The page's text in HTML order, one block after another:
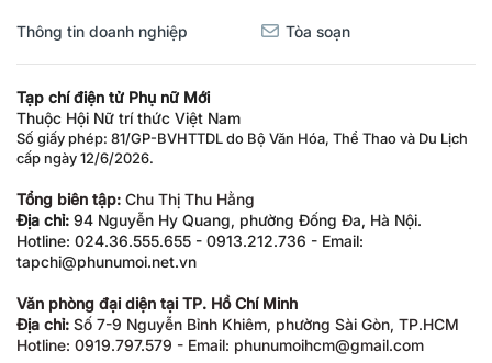
Thông tin doanh nghiệp Tòa soạn
Tạp chí điện tử Phụ nữ Mới
Thuộc Hội Nữ trí thức Việt Nam
Số giấy phép: 81/GP-BVHTTDL do Bộ Văn Hóa, Thể Thao và Du Lịch
cấp ngày 12/6/2026.
Tổng biên tập: Chu Thị Thu Hằng
Địa chỉ: 94 Nguyễn Hy Quang, phường Đống Đa, Hà Nội.
Hotline: 024.36.555.655 - 0913.212.736 - Email:
tapchi@phunumoi.net.vn
Văn phòng đại diện tại TP. Hồ Chí Minh
Địa chỉ: Số 7-9 Nguyễn Bỉnh Khiêm, phường Sài Gòn, TP.HCM
Hotline: 0919.797.579 - Email: phunumoihcm@gmail.com